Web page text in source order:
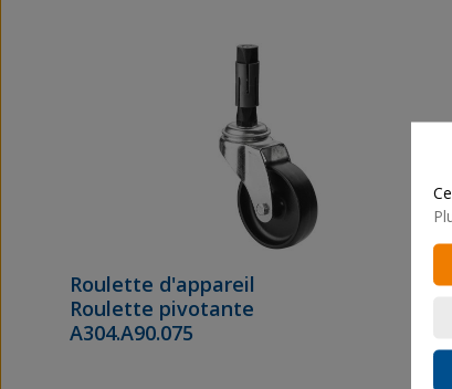
Roulette d'appareil
Roulette pivotante
A304.A90.075